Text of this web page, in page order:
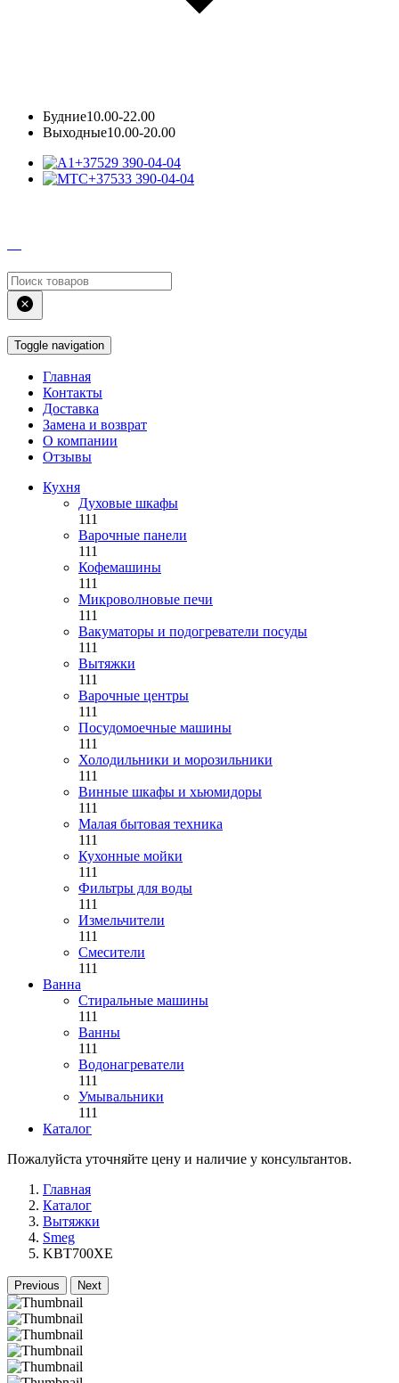
Будние10.00-22.00
Выходные10.00-20.00
+37529 390-04-04
+37533 390-04-04
Toggle navigation
Главная
Контакты
Доставка
Замена и возврат
О компании
Отзывы
Кухня
Духовые шкафы
111
Варочные панели
111
Кофемашины
111
Микроволновые печи
111
Вакуматоры и подогреватели посуды
111
Вытяжки
111
Варочные центры
111
Посудомоечные машины
111
Холодильники и морозильники
111
Винные шкафы и хьюмидоры
111
Малая бытовая техника
111
Кухонные мойки
111
Фильтры для воды
111
Измельчители
111
Смесители
111
Ванна
Стиральные машины
111
Ванны
111
Водонагреватели
111
Умывальники
111
Каталог
Пожалуйста уточняйте цену и наличие у консультантов.
Главная
Каталог
Вытяжки
Smeg
KBT700XE
Previous Next